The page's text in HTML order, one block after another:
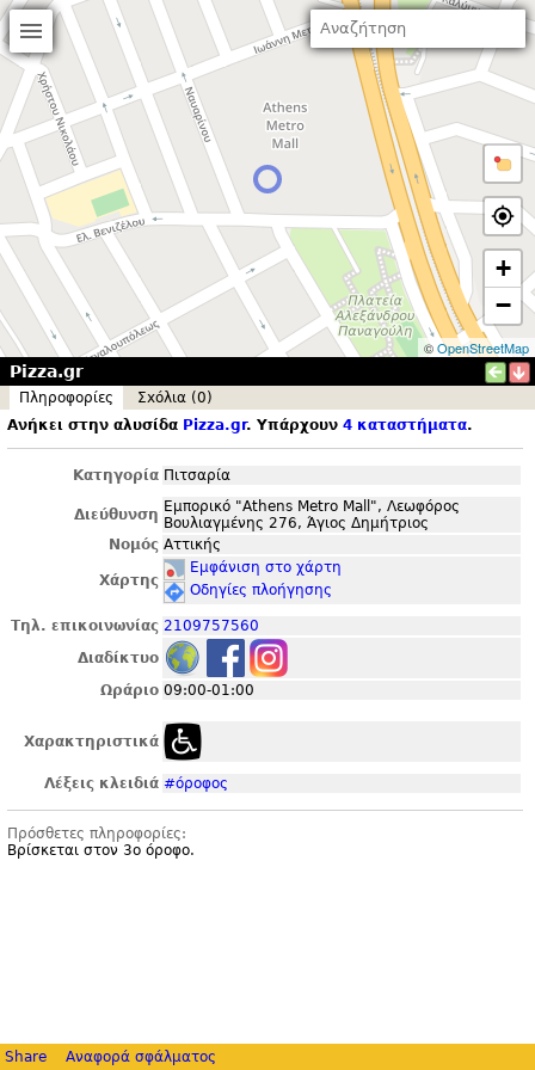
+
−
©OpenStreetMap
Pizza.gr
Πληροφορίες
Σxόλια (0)
Ανήκει στην αλυσίδα Pizza.gr. Υπάρχουν 4 καταστήματα.
Κατηγορία Πιτσαρία
Διεύθυνση Εμπορικό "Athens Metro Mall", Λεωφόρος
Βουλιαγμένης 276, Άγιος Δημήτριος
Νομός Αττικής
Χάρτης
Εμφάνιση στο χάρτη
Οδηγίες πλοήγησης
Τηλ. επικοινωνίας 2109757560
Διαδίκτυο
Ωράριο 09:00-01:00
Χαρακτηριστικά
Λέξεις κλειδιά #όροφος
Πρόσθετες πληροφορίες:
Βρίσκεται στον 3ο όροφο.
Share Αναφορά σφάλματος